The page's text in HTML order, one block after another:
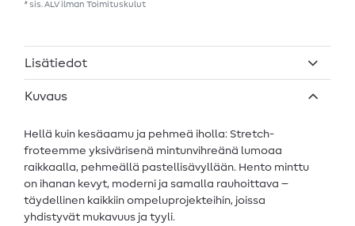
* sis. ALV ilman Toimituskulut
Lisätiedot
Kuvaus
Hellä kuin kesäaamu ja pehmeä iholla: Stretch-
froteemme yksivärisenä mintunvihreänä lumoaa
raikkaalla, pehmeällä pastellisävyllään. Hento minttu
on ihanan kevyt, moderni ja samalla rauhoittava –
täydellinen kaikkiin ompeluprojekteihin, joissa
yhdistyvät mukavuus ja tyyli.